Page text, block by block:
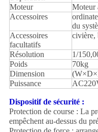
Moteur
Moteur
Accessoires
du
Accessoires
facultatifs
civière,
Résolution
1/
Poids
70kg
Dimension
Puissance
Dispositif de sécurité :
Protection de course : La
empêchent au-dessus du